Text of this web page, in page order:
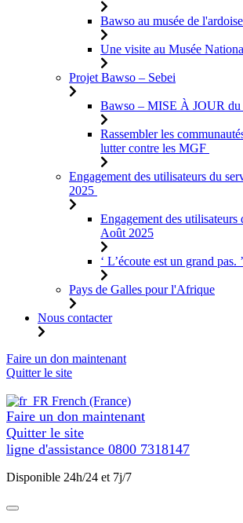
Bawso au musée de
Une visite au Musée
Projet Bawso – Sebei
Bawso – MISE À JOUR
Rassembler les
lutter contre les MGF
Engagement des utilisateurs du
2025
Engagement des
Août 2025
‘ L’écoute est un grand pas. ’
Pays de Galles pour l'Afrique
Nous contacter
Aller
au
Faire un don maintenant
Quitter le site
French (France)
Faire un don maintenant
Quitter le site
ligne d'assistance 0800 7318147
Disponible 24h/24 et 7j/7